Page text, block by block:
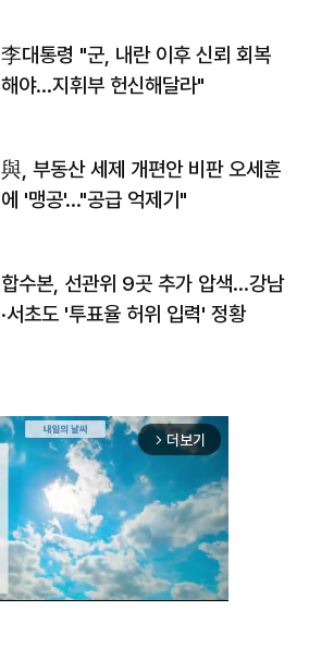
李대통령 "군, 내란 이후 신뢰 회복
해야…지휘부 헌신해달라"
與, 부동산 세제 개편안 비판 오세훈
에 '맹공'…"공급 억제기"
합수본, 선관위 9곳 추가 압색…강남
·서초도 '투표율 허위 입력' 정황
arrow_forward_ios 더보기